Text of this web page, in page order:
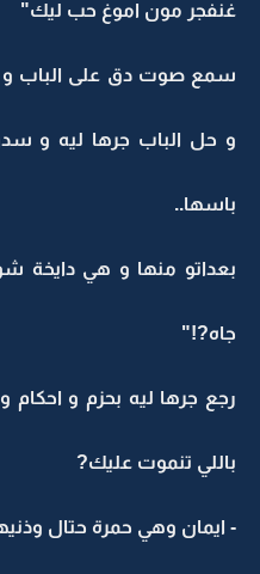
غنفجر مون اموغ حب ليك"
سمع صوت دق على الباب و
و حل الباب جرها ليه و
باسها..
بعداتو منها و هي دايخة
جاه?!"
رجع جرها ليه بحزم و
باللي تنموت عليك?
- ايمان وهي حمرة حتال